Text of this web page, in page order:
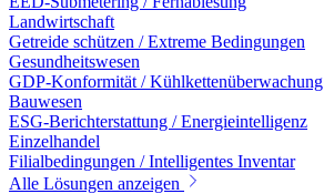
Landwirtschaft
Getreide schützen / Extreme Bedingungen
Gesundheitswesen
GDP-Konformität / Kühlkettenüberwachung
Bauwesen
ESG-Berichterstattung / Energieintelligenz
Einzelhandel
Filialbedingungen / Intelligentes Inventar
Alle Lösungen anzeigen